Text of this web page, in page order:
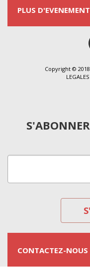
PLUS
Copyright ©
LEGALES
CONTACTEZ-NOUS